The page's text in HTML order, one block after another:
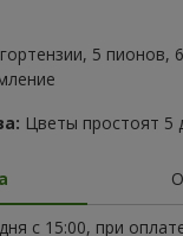
5 пионов,
Цветы простоят 5
с 15:00, при